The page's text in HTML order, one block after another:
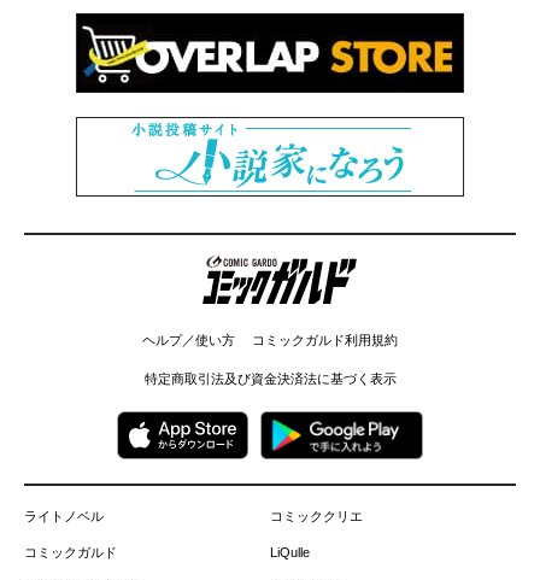
コミックガルド
ヘルプ／使い方 コミックガルド利用規約
特定商取引法及び資金決済法に基づく表示
ライトノベル
コミックガルド
コミッククリエ
LiQulle